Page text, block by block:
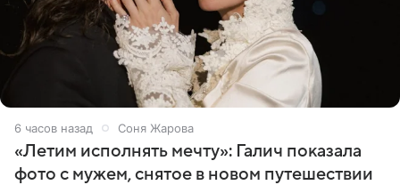
6 часов назад Соня Жарова
«Летим исполнять мечту»: Галич показала
фото с мужем, снятое в новом путешествии